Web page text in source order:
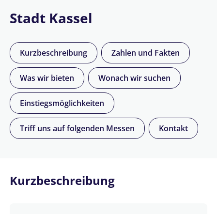
Stadt Kassel
Kurzbeschreibung Zahlen und Fakten
Was wir bieten Wonach wir suchen
Einstiegsmöglichkeiten
Triff uns auf folgenden Messen Kontakt
Kurzbeschreibung